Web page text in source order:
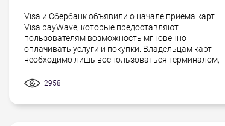
Visa и Сбербанк объявили о начале приема карт
Visa payWave, которые предоставляют
пользователям возможность мгновенно
оплачивать услуги и покупки. Владельцам карт
необходимо лишь воспользоваться терминалом,
2958